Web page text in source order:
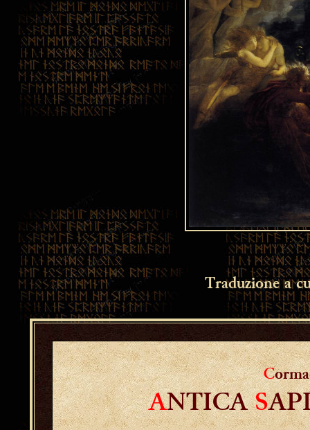
Traduzione a
C
ANTICAS